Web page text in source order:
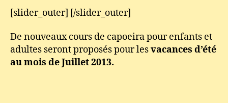
Vacances
d’été
[slider_outer] [/slider_outer]
De nouveaux cours de capoeira pour enfants et
adultes seront proposés pour lesvacances d’été
au mois de Juillet 2013.